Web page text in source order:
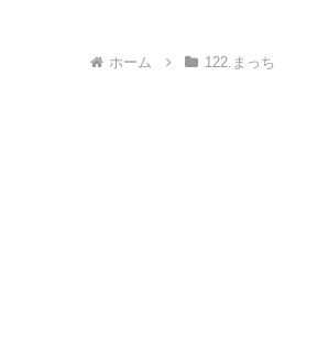
ホーム 122.まっち